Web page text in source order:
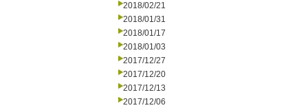
2018/02/21
2018/01/31
2018/01/17
2018/01/03
2017/12/27
2017/12/20
2017/12/13
2017/12/06